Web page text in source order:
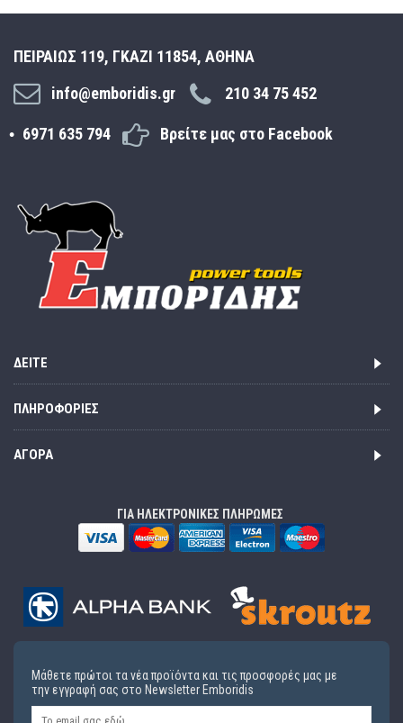
ΠΕΙΡΑΙΩΣ 119, ΓΚΑΖΙ 11854, ΑΘΗΝΑ
info@emboridis.gr
210 34 75 452
6971 635 794 Βρείτε μας στο Facebook
ΔΕΊΤΕ
ΠΛΗΡΟΦΟΡΊΕΣ
ΑΓΟΡΆ
ΓΙΑ ΗΛΕΚΤΡΟΝΙΚΕΣ ΠΛΗΡΩΜΕΣ
Μάθετε πρώτοι τα νέα προϊόντα και τις προσφορές μας με
την εγγραφή σας στο Newsletter Emboridis